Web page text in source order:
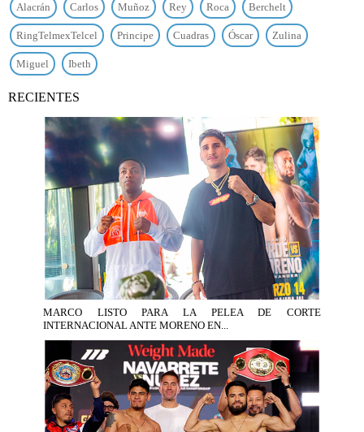
Alacrán Carlos Muñoz Rey Roca Berchelt
RingTelmexTelcel Principe Cuadras Óscar Zulina
Miguel Ibeth
RECIENTES
MARCO LISTO PARA LA PELEA DE CORTE
INTERNACIONAL ANTE MORENO EN...